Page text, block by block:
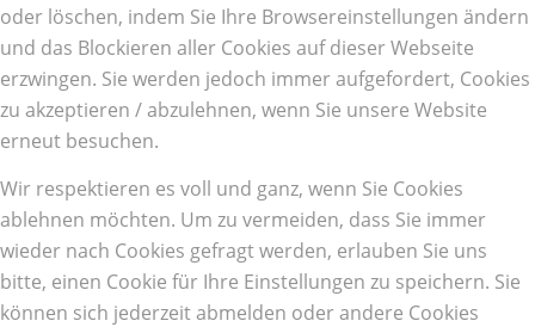
oder löschen, indem Sie Ihre Browsereinstellungen ändern
und das Blockieren aller Cookies auf dieser Webseite
erzwingen. Sie werden jedoch immer aufgefordert, Cookies
zu akzeptieren / abzulehnen, wenn Sie unsere Website
erneut besuchen.
Wir respektieren es voll und ganz, wenn Sie Cookies
ablehnen möchten. Um zu vermeiden, dass Sie immer
wieder nach Cookies gefragt werden, erlauben Sie uns
bitte, einen Cookie für Ihre Einstellungen zu speichern. Sie
können sich jederzeit abmelden oder andere Cookies